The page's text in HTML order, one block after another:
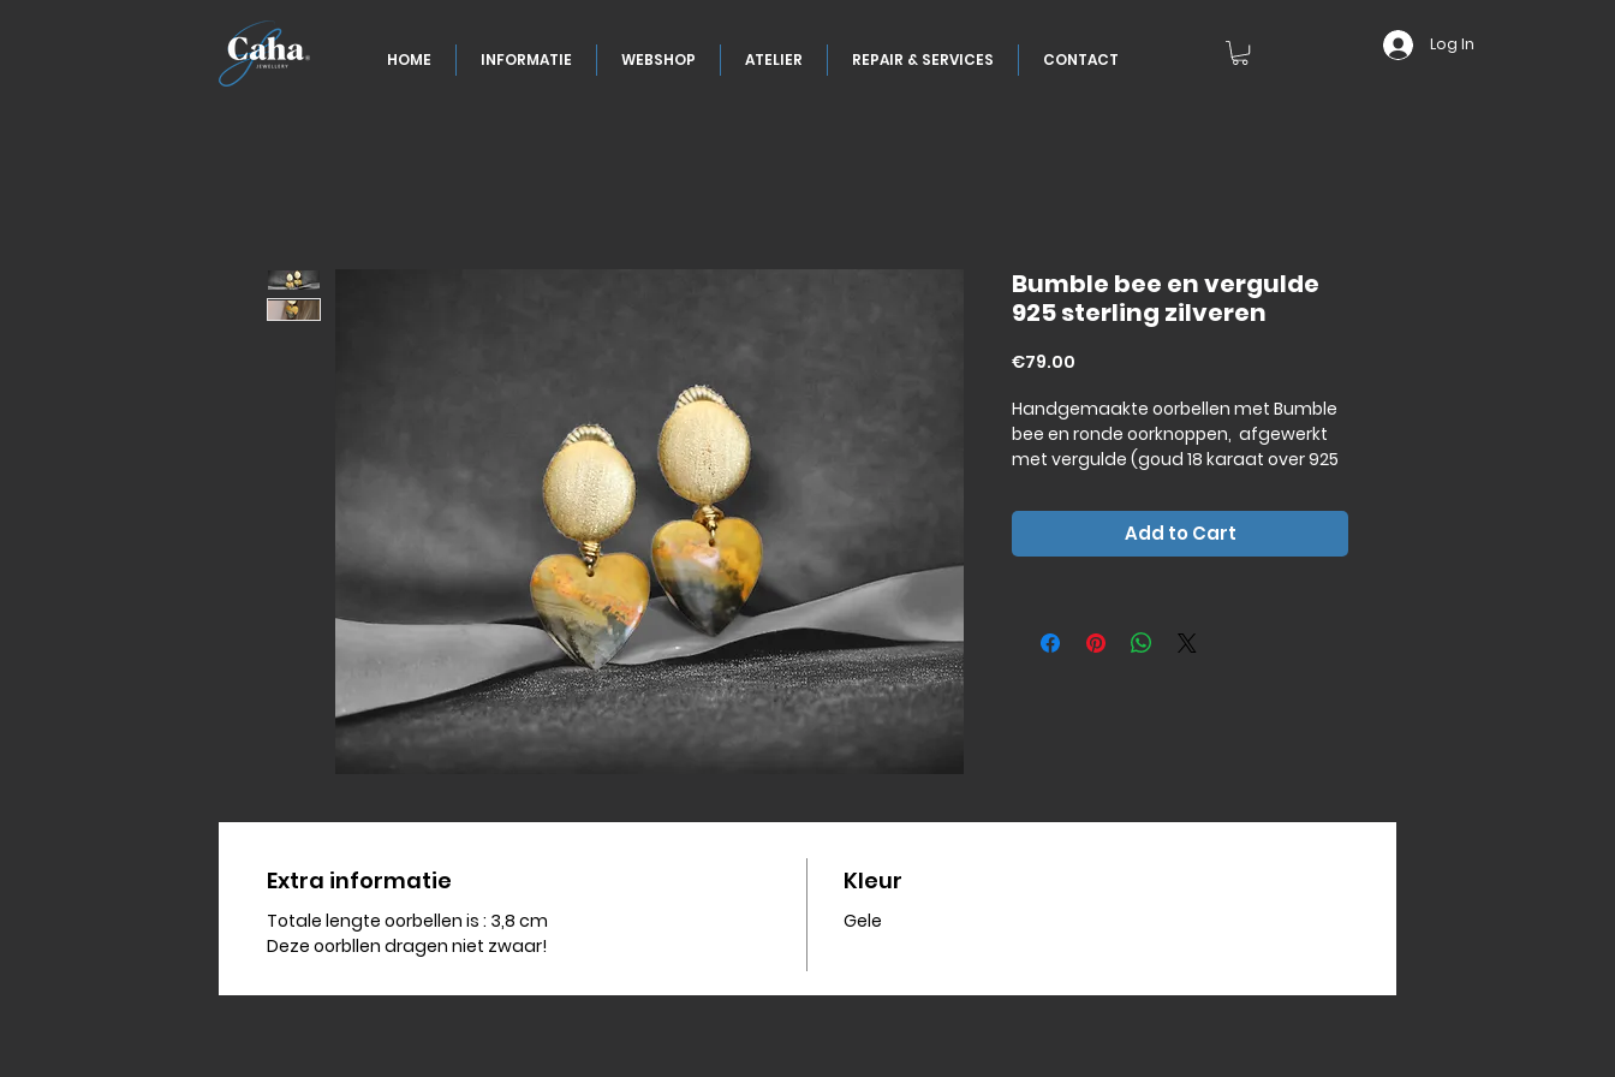
Log In
HOME INFORMATIE WEBSHOP ATELIER REPAIR & SERVICES CONTACT
Bumble bee en vergulde
925 sterling zilveren
€79.00
Handgemaakte oorbellen met Bumble
bee en ronde oorknoppen, afgewerkt
met vergulde (goud 18 karaat over 925
Add to Cart
Extra informatie
Totale lengte oorbellen is : 3,8 cm
Deze oorbllen dragen niet zwaar!
Kleur
Gele